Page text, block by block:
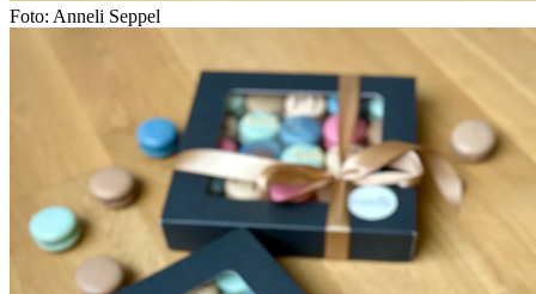
Foto: Anneli Seppel